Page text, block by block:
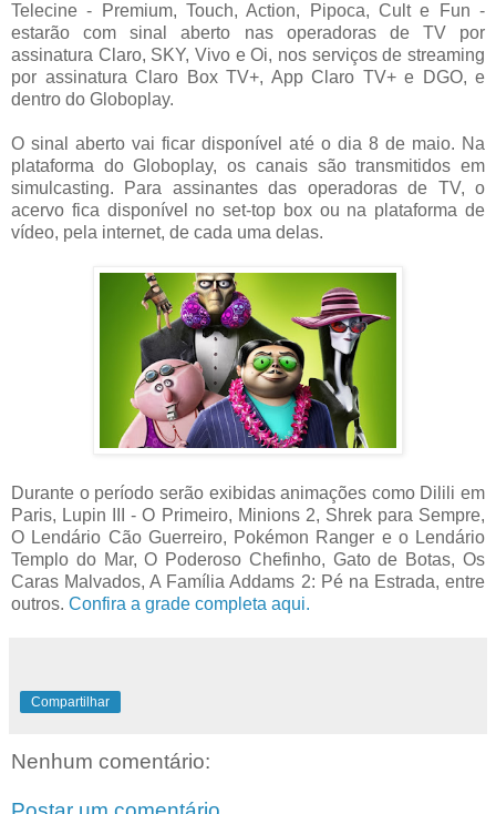
Telecine - Premium, Touch, Action, Pipoca, Cult e Fun -
estarão com sinal aberto nas operadoras de TV por
assinatura Claro, SKY, Vivo e Oi, nos serviços de streaming
por assinatura Claro Box TV+, App Claro TV+ e DGO, e
dentro do Globoplay.
O sinal aberto vai ficar disponível até o dia 8 de maio. Na
plataforma do Globoplay, os canais são transmitidos em
simulcasting. Para assinantes das operadoras de TV, o
acervo fica disponível no set-top box ou na plataforma de
vídeo, pela internet, de cada uma delas.
Durante o período serão exibidas animações como Dilili em
Paris, Lupin III - O Primeiro, Minions 2, Shrek para Sempre,
O Lendário Cão Guerreiro, Pokémon Ranger e o Lendário
Templo do Mar, O Poderoso Chefinho, Gato de Botas, Os
Caras Malvados, A Família Addams 2: Pé na Estrada, entre
outros. Confira a grade completa aqui.
Compartilhar
Nenhum comentário: